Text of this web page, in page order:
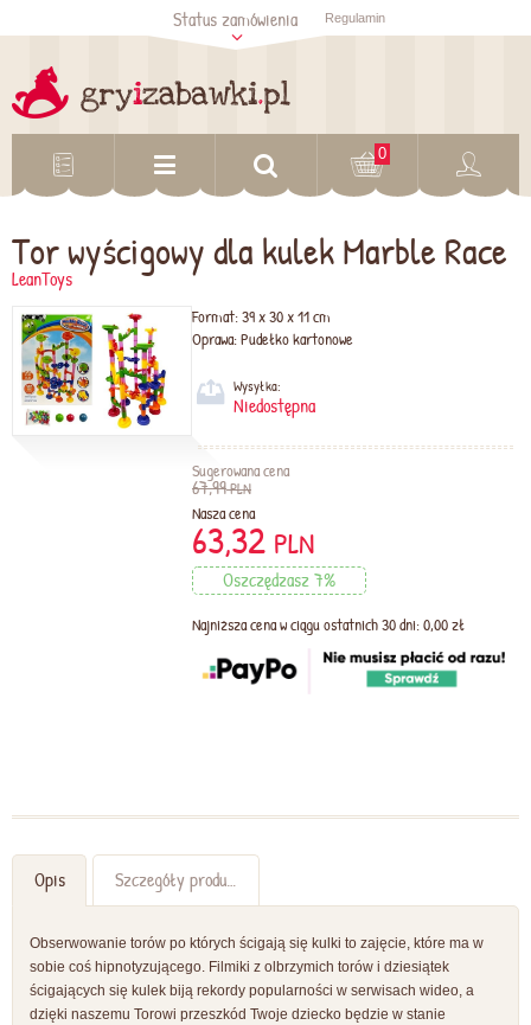
Sprawdź status
zamówienia
Status zamówienia Regulamin
0
Tor wyścigowy dla kulek Marble Race
LeanToys
Format:39 x 30 x 11 cm
Oprawa:Pudełko kartonowe
Wysyłka:
Niedostępna
Sugerowana cena
67,99PLN
Nasza cena
63,32 PLN
Oszczędzasz 7%
Najniższa cena w ciągu ostatnich 30 dni: 0,00 zł
Opis Szczegóły produktu
Obserwowanie torów po których ścigają się kulki to zajęcie, które ma w
sobie coś hipnotyzującego. Filmiki z olbrzymich torów i dziesiątek
ścigających się kulek biją rekordy popularności w serwisach wideo, a
dzięki naszemu Torowi przeszkód Twoje dziecko będzie w stanie